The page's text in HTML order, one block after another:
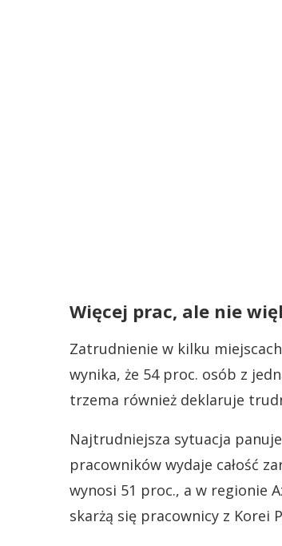
Więcej prac, ale nie
Zatrudnienie w kilku
wynika, że 54 proc. osób z
trzema również deklaruje
Najtrudniejsza sytuacja
pracowników wydaje całość
wynosi 51 proc., a w regionie
skarżą się pracownicy z Korei